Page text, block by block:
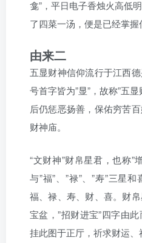
龛”，平日电子香烛火高低
了四菜一汤，便是已经掌握
由来二
五显财神信仰流行于江西
号首字皆为”显”，故称”五
后仍惩恶扬善，保佑穷苦
财神庙。
“文财神”财帛星君，也称”
与”福”、”禄”、”寿”三星
福、禄、寿、财、喜。财
宝盆，”招财进宝”四字由
挂此图于正厅，祈求财运、